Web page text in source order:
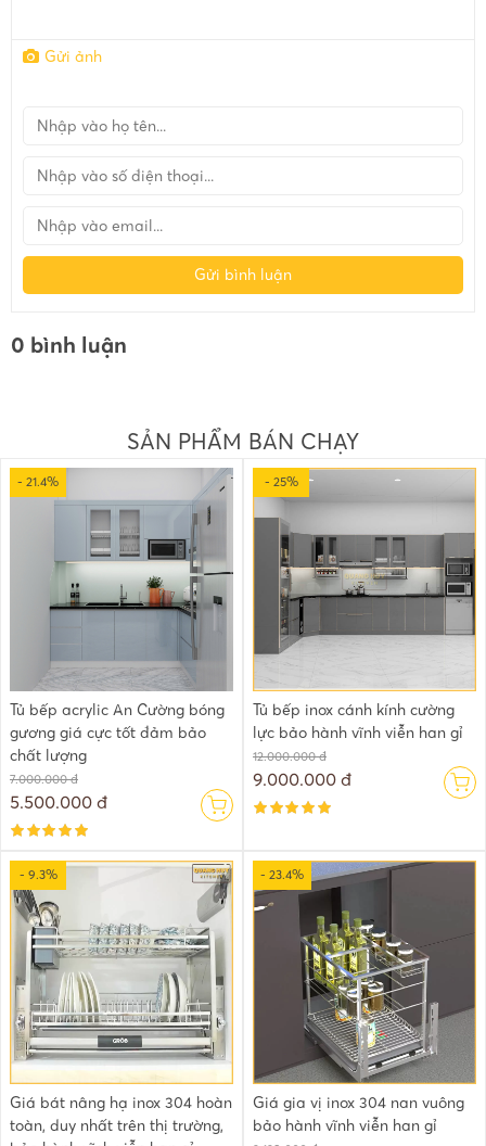
Gửi ảnh
Gửi bình luận
0 bình luận
SẢN PHẨM BÁN CHẠY
- 21.4%
Tủ bếp acrylic An Cường bóng
gương giá cực tốt đảm bảo
chất lượng
7.000.000 đ
5.500.000 đ
- 25%
Tủ bếp inox cánh kính cường
lực bảo hành vĩnh viễn han gỉ
12.000.000 đ
9.000.000 đ
- 9.3%
Giá bát nâng hạ inox 304 hoàn
toàn, duy nhất trên thị trường,
- 23.4%
Giá gia vị inox 304 nan vuông
bảo hành vĩnh viễn han gỉ